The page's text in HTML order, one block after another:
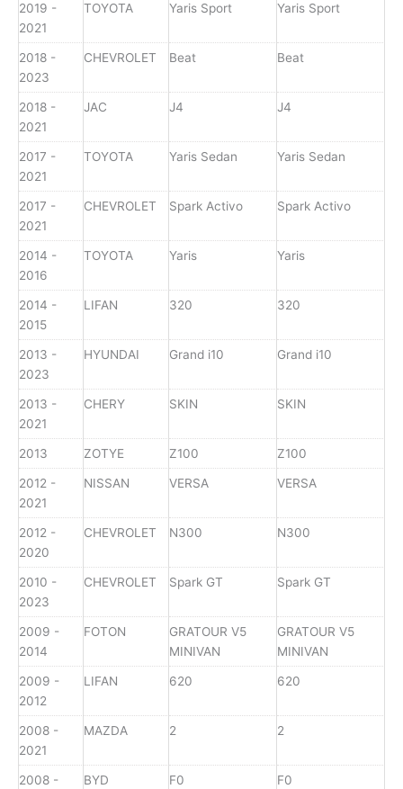
2019 -
2021
TOYOTA Yaris Sport Yaris Sport
2018 -
2023
CHEVROLET Beat Beat
2018 -
2021
JAC J4 J4
2017 -
2021
TOYOTA Yaris Sedan Yaris Sedan
2017 -
2021
CHEVROLET Spark Activo Spark Activo
2014 -
2016
TOYOTA Yaris Yaris
2014 -
2015
LIFAN 320 320
2013 -
2023
HYUNDAI Grand i10 Grand i10
2013 -
2021
CHERY SKIN SKIN
2013 ZOTYE Z100 Z100
2012 -
2021
NISSAN VERSA VERSA
2012 -
2020
CHEVROLET N300 N300
2010 -
2023
CHEVROLET Spark GT Spark GT
2009 -
2014
FOTON
GRATOUR V5
MINIVAN
GRATOUR V5
MINIVAN
2009 -
2012
LIFAN 620 620
2008 -
2021
MAZDA 2 2
2008 -
BYD F0 F0